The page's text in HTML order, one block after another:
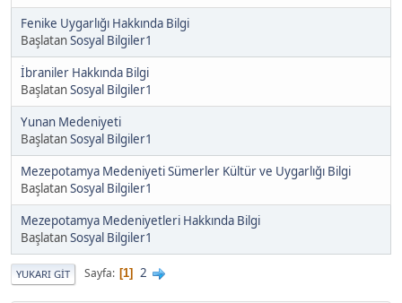
Fenike Uygarlığı Hakkında Bilgi
BaşlatanSosyal Bilgiler1
İbraniler Hakkında Bilgi
BaşlatanSosyal Bilgiler1
Yunan Medeniyeti
BaşlatanSosyal Bilgiler1
Mezepotamya Medeniyeti Sümerler Kültür ve Uygarlığı Bilgi
BaşlatanSosyal Bilgiler1
Mezepotamya Medeniyetleri Hakkında Bilgi
BaşlatanSosyal Bilgiler1
YUKARI GIT Sayfa 1 2